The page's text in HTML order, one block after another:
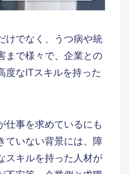
けでなく、うつ病や統
まで様々で、企業との
度なITスキルを持った
仕事を求めているにも
ていない背景には、障
スキルを持った人材が